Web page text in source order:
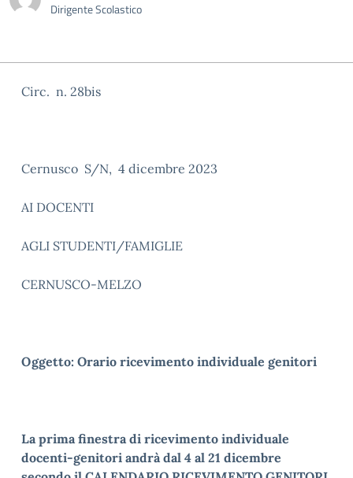
Dirigente Scolastico
Circ. n. 28bis
Cernusco S/N, 4 dicembre 2023
AI DOCENTI
AGLI STUDENTI/FAMIGLIE
CERNUSCO-MELZO
Oggetto: Orario ricevimento individuale genitori
La prima finestra di ricevimento individuale
docenti-genitori andrà dal 4 al 21 dicembre